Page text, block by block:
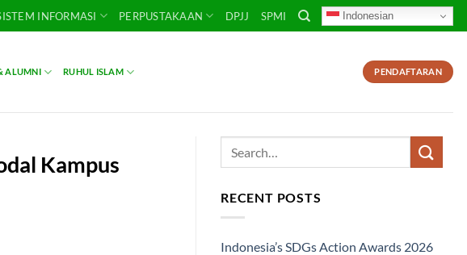
INFORMASI PERPUSTAKAAN DPJJ SPMI Indonesian
ALUMNI RUHUL ISLAM PENDAFTARAN
Kampus
RECENT POSTS
Indonesia’s SDGs Action Awards 2026